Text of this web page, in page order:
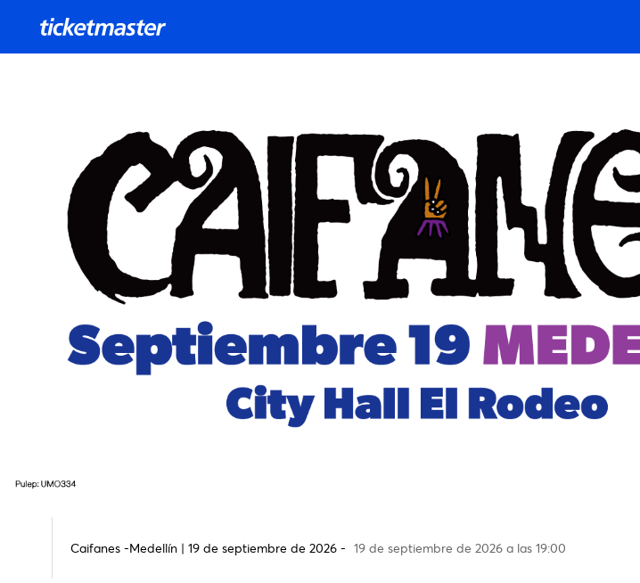
Caifanes -Medellín | 19 de septiembre de 2026 - 19 de septiembre de 2026 a las 19:00